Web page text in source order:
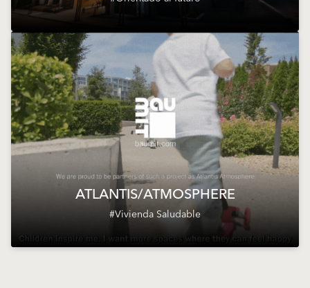
Artistic House III
#Orientado al futuro
ATLANTIS/ATMOSPHERE
#Vivienda Saludable